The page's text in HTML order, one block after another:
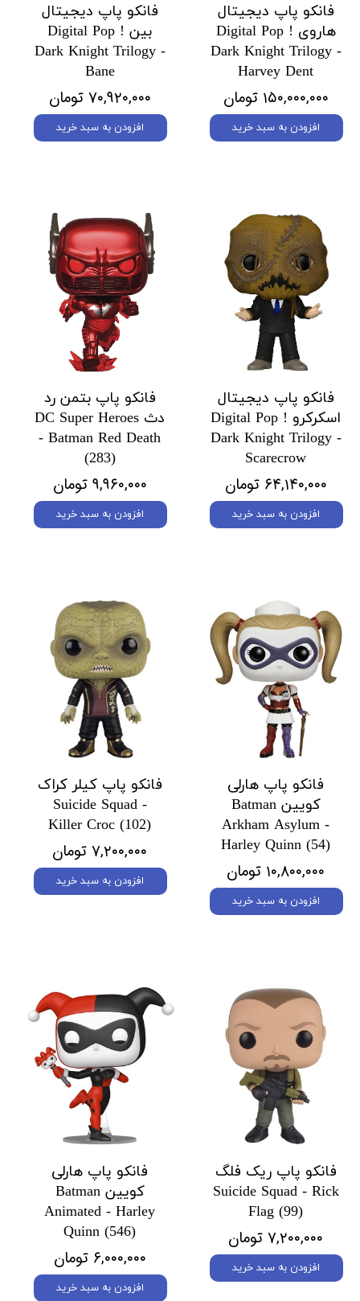
فانکو پاپ دیجیتال
هاروی Digital Pop !
Dark Knight Trilogy -
Harvey Dent
۱۵۰,۰۰۰,۰۰۰ تومان
افزودن به سبد خرید
فانکو پاپ دیجیتال
بین Digital Pop !
Dark Knight Trilogy -
Bane
۷۰,۹۲۰,۰۰۰ تومان
افزودن به سبد خرید
فانکو پاپ دیجیتال
اسکرکرو Digital Pop !
Dark Knight Trilogy -
Scarecrow
۶۴,۱۴۰,۰۰۰ تومان
افزودن به سبد خرید
فانکو پاپ بتمن رد
دث DC Super Heroes
- Batman Red Death
(283)
۹,۹۶۰,۰۰۰ تومان
افزودن به سبد خرید
فانکو پاپ هارلی
کویین Batman
Arkham Asylum -
Harley Quinn (54)
۱۰,۸۰۰,۰۰۰ تومان
افزودن به سبد خرید
فانکو پاپ کیلر کراک
Suicide Squad -
Killer Croc (102)
۷,۲۰۰,۰۰۰ تومان
افزودن به سبد خرید
فانکو پاپ ریک فلگ
Suicide Squad - Rick
Flag (99)
۷,۲۰۰,۰۰۰ تومان
افزودن به سبد خرید
فانکو پاپ هارلی
کویین Batman
Animated - Harley
Quinn (546)
۶,۰۰۰,۰۰۰ تومان
افزودن به سبد خرید